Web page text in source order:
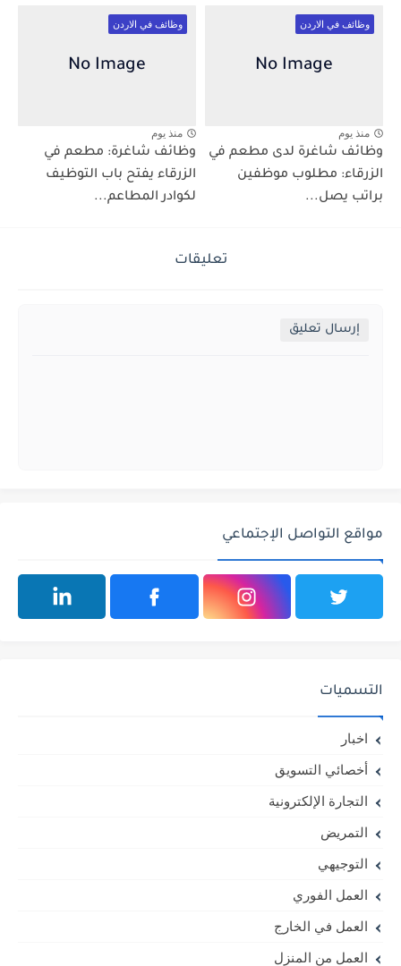
وظائف في الاردن
منذ يوم
وظائف شاغرة لدى مطعم في
الزرقاء: مطلوب موظفين
براتب يصل...
وظائف في الاردن
منذ يوم
وظائف شاغرة: مطعم في
الزرقاء يفتح باب التوظيف
لكوادر المطاعم...
تعليقات
إرسال تعليق
مواقع التواصل الإجتماعي
التسميات
اخبار
أخصائي التسويق
التجارة الإلكترونية
التمريض
التوجيهي
العمل الفوري
العمل في الخارج
العمل من المنزل